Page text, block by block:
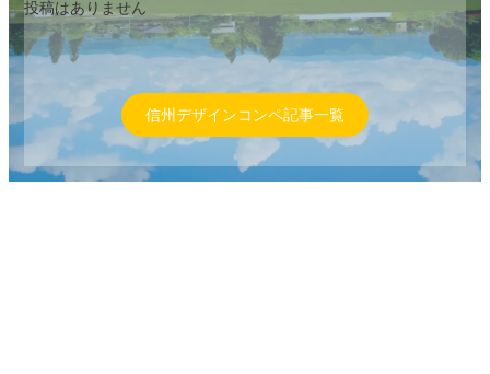
投稿はありません
信州デザインコンペ記事一覧